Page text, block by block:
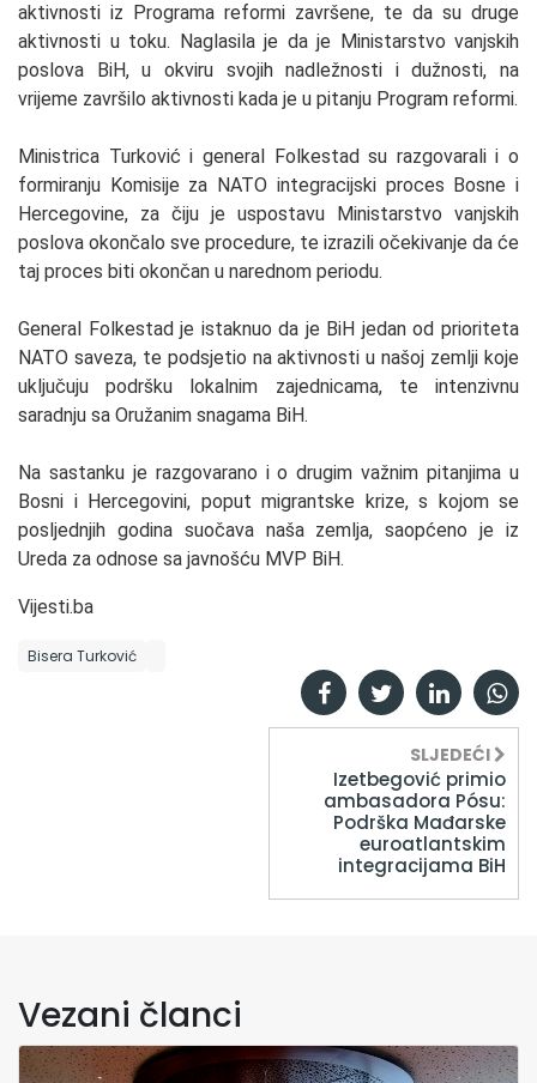
aktivnosti iz Programa reformi završene, te da su druge
aktivnosti u toku. Naglasila je da je Ministarstvo vanjskih
poslova BiH, u okviru svojih nadležnosti i dužnosti, na
vrijeme završilo aktivnosti kada je u pitanju Program reformi.
Ministrica Turković i general Folkestad su razgovarali i o
formiranju Komisije za NATO integracijski proces Bosne i
Hercegovine, za čiju je uspostavu Ministarstvo vanjskih
poslova okončalo sve procedure, te izrazili očekivanje da će
taj proces biti okončan u narednom periodu.
General Folkestad je istaknuo da je BiH jedan od prioriteta
NATO saveza, te podsjetio na aktivnosti u našoj zemlji koje
uključuju podršku lokalnim zajednicama, te intenzivnu
saradnju sa Oružanim snagama BiH.
Na sastanku je razgovarano i o drugim važnim pitanjima u
Bosni i Hercegovini, poput migrantske krize, s kojom se
posljednjih godina suočava naša zemlja, saopćeno je iz
Ureda za odnose sa javnošću MVP BiH.
Vijesti.ba
Bisera Turković
SLJEDEĆI
Izetbegović primio
ambasadora Pósu:
Podrška Mađarske
euroatlantskim
integracijama BiH
Vezani članci